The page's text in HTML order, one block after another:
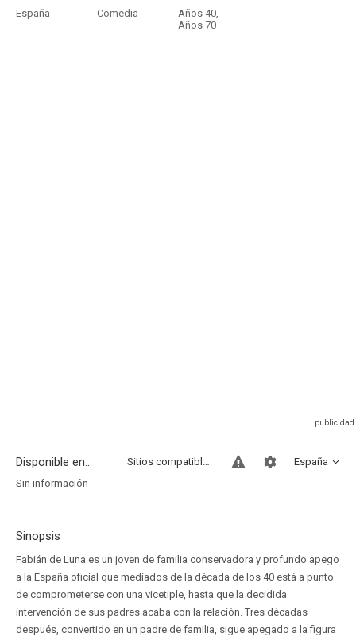
España Comedia Años 40,
Años 70
Disponible en... España
Sitios compatibles
Sin información
Sinopsis
Fabián de Luna es un joven de familia conservadora y profundo apego
a la España oficial que mediados de la década de los 40 está a punto
de comprometerse con una vicetiple, hasta que la decidida
intervención de sus padres acaba con la relación. Tres décadas
después, convertido en un padre de familia, sigue apegado a la figura